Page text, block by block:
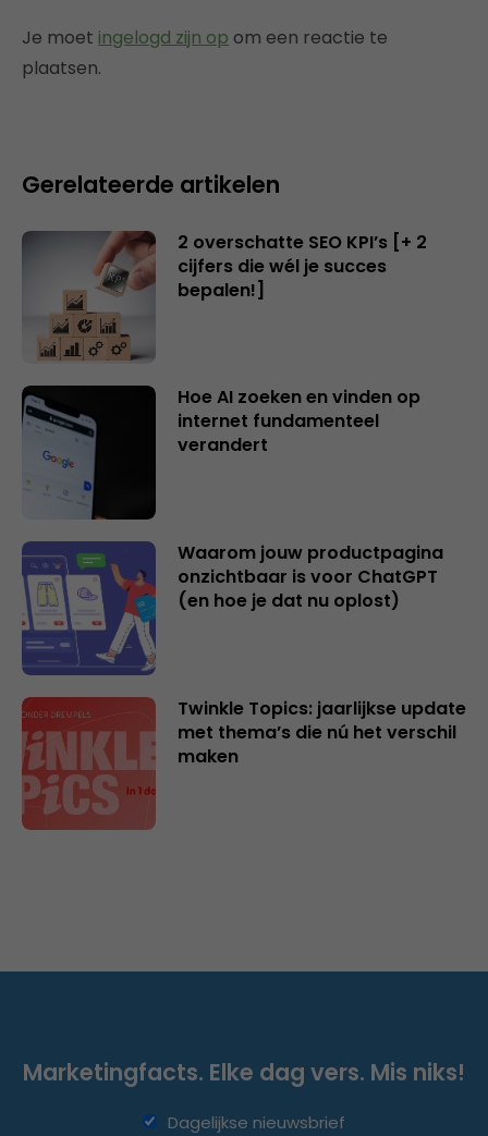
Je moet ingelogd zijn op om een reactie te
plaatsen.
Gerelateerde artikelen
2 overschatte SEO KPI’s [+ 2
cijfers die wél je succes
bepalen!]
Hoe AI zoeken en vinden op
internet fundamenteel
verandert
Waarom jouw productpagina
onzichtbaar is voor ChatGPT
(en hoe je dat nu oplost)
Twinkle Topics: jaarlijkse update
met thema’s die nú het verschil
maken
Marketingfacts. Elke dag vers. Mis niks!
Dagelijkse nieuwsbrief